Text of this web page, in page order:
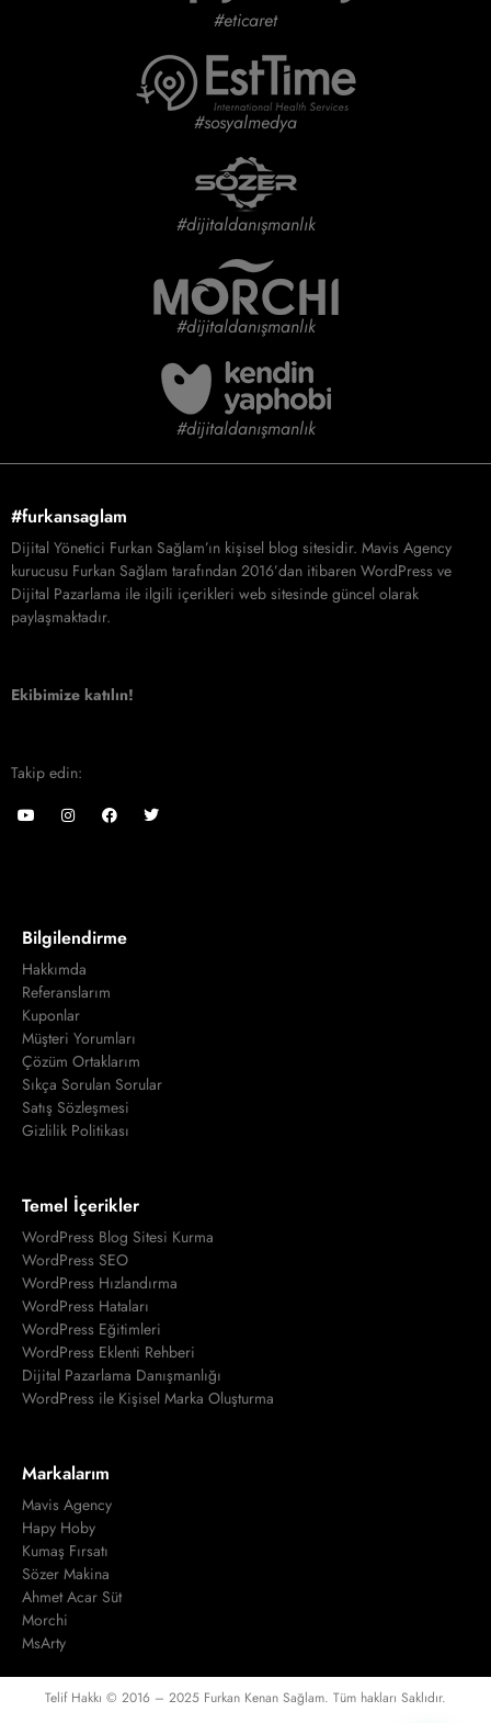
#eticaret
#sosyalmedya
#dijitaldanışmanlık
#dijitaldanışmanlık
#dijitaldanışmanlık
#furkansaglam
Dijital Yönetici Furkan Sağlam’ın kişisel blog sitesidir. Mavis Agency
kurucusu Furkan Sağlam tarafından 2016’dan itibaren WordPress ve
Dijital Pazarlama ile ilgili içerikleri web sitesinde güncel olarak
paylaşmaktadır.
Ekibimize katılın!
Takip edin:
Bilgilendirme
Hakkımda
Referanslarım
Kuponlar
Müşteri Yorumları
Çözüm Ortaklarım
Sıkça Sorulan Sorular
Satış Sözleşmesi
Gizlilik Politikası
Temel İçerikler
WordPress Blog Sitesi Kurma
WordPress SEO
WordPress Hızlandırma
WordPress Hataları
WordPress Eğitimleri
WordPress Eklenti Rehberi
Dijital Pazarlama Danışmanlığı
WordPress ile Kişisel Marka Oluşturma
Markalarım
Mavis Agency
Hapy Hoby
Kumaş Fırsatı
Sözer Makina
Ahmet Acar Süt
Morchi
MsArty
Telif Hakkı © 2016 – 2025 Furkan Kenan Sağlam. Tüm hakları Saklıdır.